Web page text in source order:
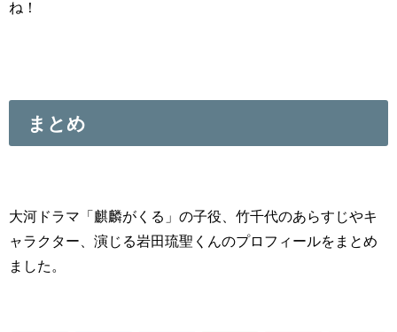
ね！
まとめ
大河ドラマ「麒麟がくる」の子役、竹千代のあらすじやキ
ャラクター、演じる岩田琉聖くんのプロフィールをまとめ
ました。